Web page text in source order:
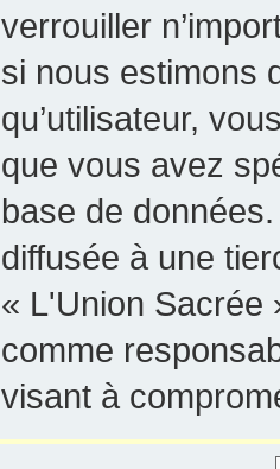
verrouiller
si nous estimons
qu’utilisateur,
que vous avez
base de
diffusée à une
« L'Union Sacrée
comme
visant à